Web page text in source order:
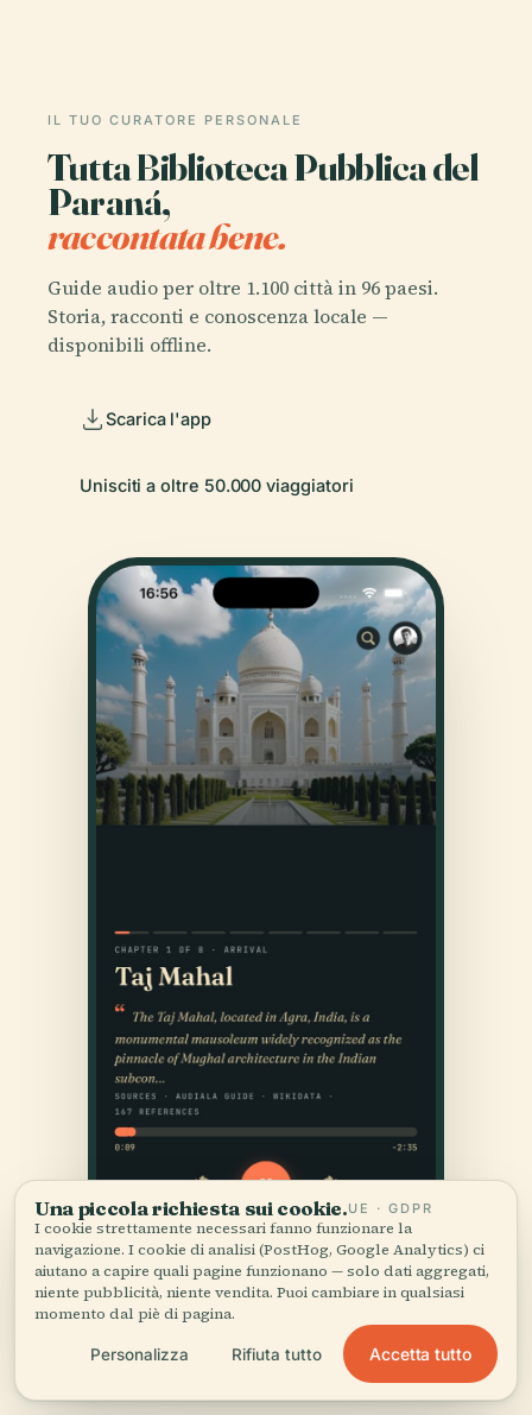
IL TUO CURATORE PERSONALE
Tutta Biblioteca Pubblica del
Paraná,
raccontata bene.
Guide audio per oltre 1.100 città in 96 paesi.
Storia, racconti e conoscenza locale —
disponibili offline.
Scarica l'app
Unisciti a oltre 50.000 viaggiatori
Una piccola richiesta sui cookie.UE · GDPR
I cookie strettamente necessari fanno funzionare la
navigazione. I cookie di analisi (PostHog, Google Analytics) ci
aiutano a capire quali pagine funzionano — solo dati aggregati,
niente pubblicità, niente vendita. Puoi cambiare in qualsiasi
momento dal piè di pagina.
Personalizza Rifiuta tutto Accetta tutto